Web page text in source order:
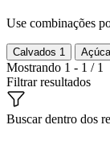
Use combinações
Calvados 1
Mostrando 1 - 1 / 1
Filtrar resultados
Buscar dentro dos